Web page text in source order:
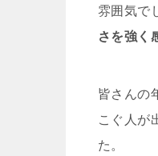
雰囲気で
さを強く
皆さんの
こぐ人が
た。